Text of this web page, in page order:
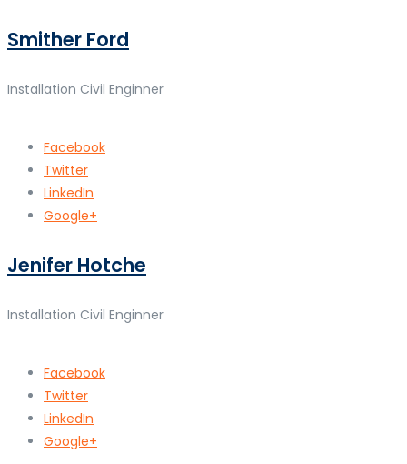
Smither Ford
Installation Civil Enginner
Facebook
Twitter
LinkedIn
Google+
Jenifer Hotche
Installation Civil Enginner
Facebook
Twitter
LinkedIn
Google+